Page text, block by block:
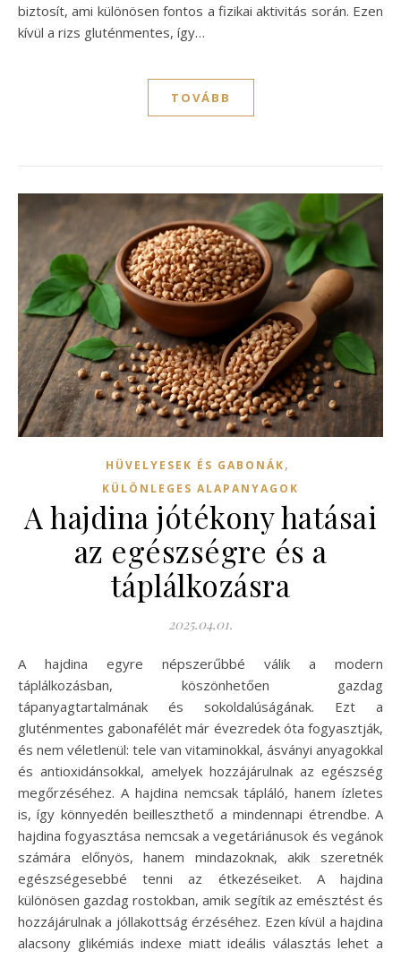
biztosít, ami különösen fontos a fizikai aktivitás során. Ezen
kívül a rizs gluténmentes, így…
TOVÁBB
HÜVELYESEK ÉS GABONÁK,
KÜLÖNLEGES ALAPANYAGOK
A hajdina jótékony hatásai
az egészségre és a
táplálkozásra
2025.04.01.
A hajdina egyre népszerűbbé válik a modern
táplálkozásban, köszönhetően gazdag
tápanyagtartalmának és sokoldalúságának. Ezt a
gluténmentes gabonafélét már évezredek óta fogyasztják,
és nem véletlenül: tele van vitaminokkal, ásványi anyagokkal
és antioxidánsokkal, amelyek hozzájárulnak az egészség
megőrzéséhez. A hajdina nemcsak tápláló, hanem ízletes
is, így könnyedén beilleszthető a mindennapi étrendbe. A
hajdina fogyasztása nemcsak a vegetáriánusok és vegánok
számára előnyös, hanem mindazoknak, akik szeretnék
egészségesebbé tenni az étkezéseiket. A hajdina
különösen gazdag rostokban, amik segítik az emésztést és
hozzájárulnak a jóllakottság érzéséhez. Ezen kívül a hajdina
alacsony glikémiás indexe miatt ideális választás lehet a